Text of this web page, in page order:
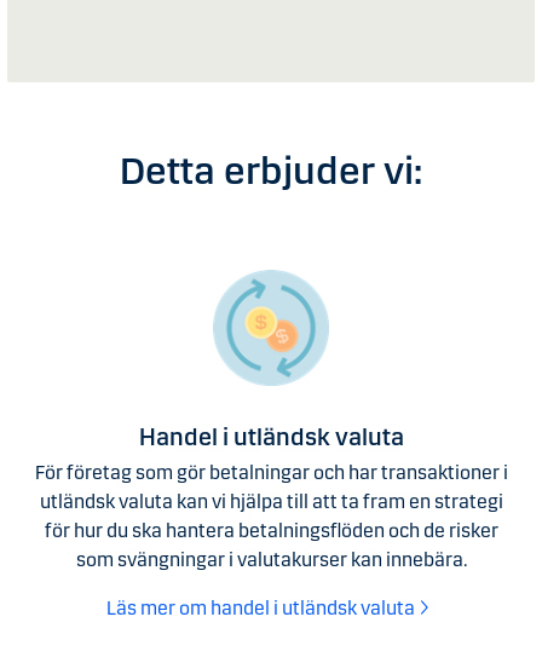
Detta erbjuder vi:
Handel i utländsk valuta
För företag som gör betalningar och har transaktioner i
utländsk valuta kan vi hjälpa till att ta fram en strategi
för hur du ska hantera betalningsflöden och de risker
som svängningar i valutakurser kan innebära.
Läs mer om handel i utländsk valuta